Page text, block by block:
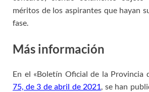
méritos de los aspirantes que hayan
fase.
Más información
En el «Boletín Oficial de la Provincia
75, de 3 de abril de 2021, se han